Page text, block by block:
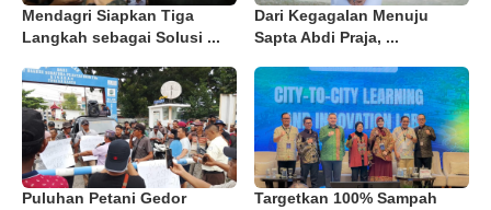
Mendagri Siapkan Tiga
Langkah sebagai Solusi ...
Dari Kegagalan Menuju
Sapta Abdi Praja, ...
Puluhan Petani Gedor
Targetkan 100% Sampah